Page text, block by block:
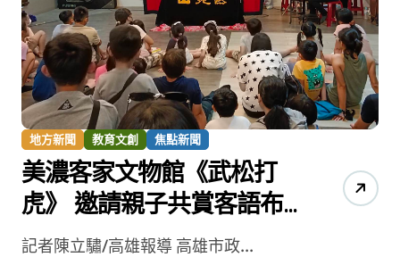
地方新聞 教育文創 焦點新聞
美濃客家文物館《武松打
虎》 邀請親子共賞客語布
袋戲
記者陳立驌/高雄報導 高雄市政...